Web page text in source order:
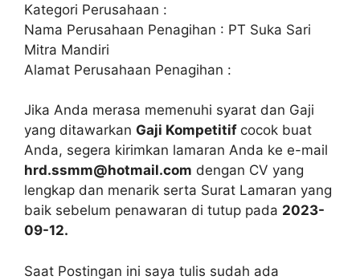
Kategori Perusahaan :
Nama Perusahaan Penagihan : PT Suka Sari
Mitra Mandiri
Alamat Perusahaan Penagihan :
Jika Anda merasa memenuhi syarat dan Gaji
yang ditawarkan Gaji Kompetitif cocok buat
Anda, segera kirimkan lamaran Anda ke e-mail
hrd.ssmm@hotmail.com dengan CV yang
lengkap dan menarik serta Surat Lamaran yang
baik sebelum penawaran di tutup pada 2023-
09-12.
Saat Postingan ini saya tulis sudah ada